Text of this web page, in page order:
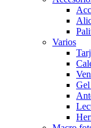
Varios